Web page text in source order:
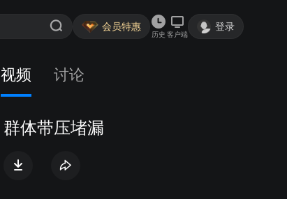
会员特惠
历史 客户端
登录
视频 讨论
群体带压堵漏